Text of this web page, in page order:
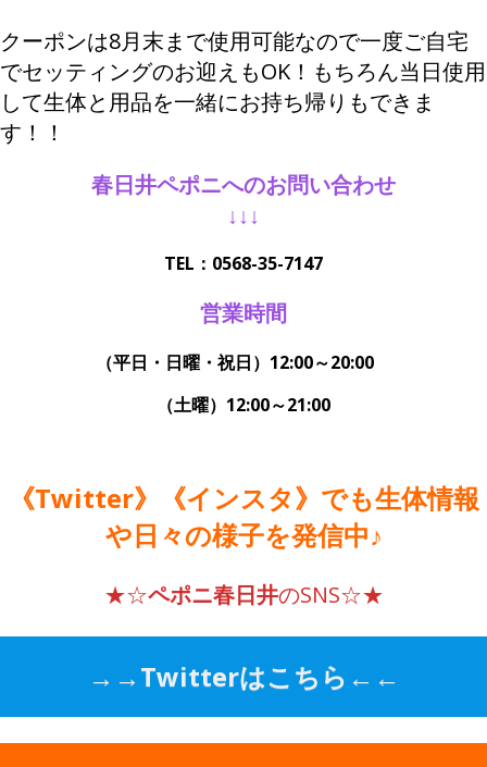
クーポンは8月末まで使用可能なので一度ご自宅
でセッティングのお迎えもOK！もちろん当日使用
して生体と用品を一緒にお持ち帰りもできま
す！！
春日井ペポニへのお問い合わせ
↓↓↓
TEL：0568-35-7147
営業時間
（平日・日曜・祝日）12:00～20:00
（土曜）12:00～21:00
《Twitter》《インスタ》でも生体情報
や日々の様子を発信中♪
★☆ペポニ春日井のSNS☆★
→→Twitterはこちら ←←